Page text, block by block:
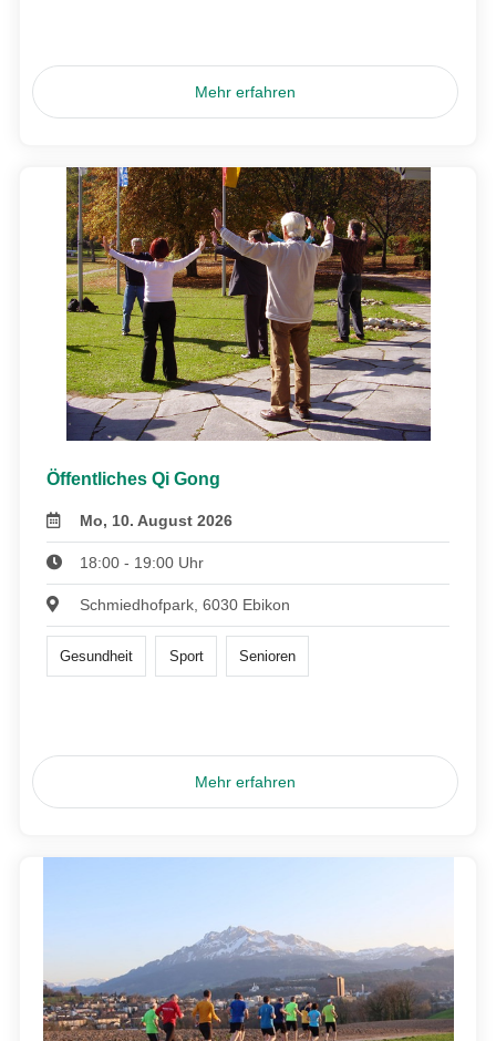
Mehr erfahren
Öffentliches Qi Gong
Mo, 10. August 2026
18:00 - 19:00 Uhr
Schmiedhofpark, 6030 Ebikon
Gesundheit Sport Senioren
Mehr erfahren